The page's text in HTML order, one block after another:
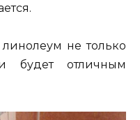
не только
будет отличным